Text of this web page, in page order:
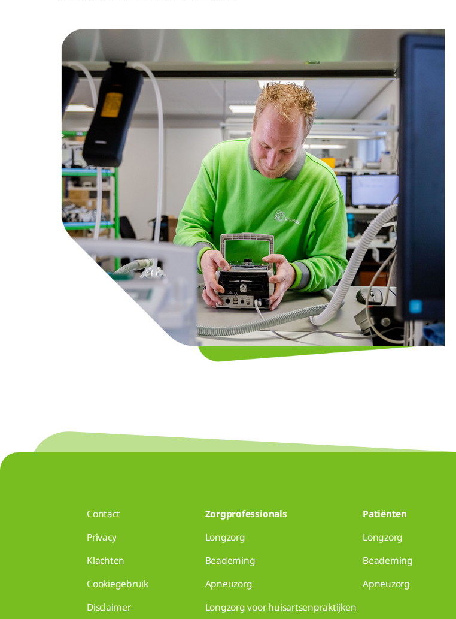
Contact
Privacy
Klachten
Cookiegebruik
Disclaimer
Zorgprofessionals
Longzorg
Beademing
Apneuzorg
Longzorg voor huisartsenpraktijken
Patiënten
Longzorg
Beademing
Apneuzorg